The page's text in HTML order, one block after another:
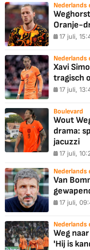
Nederlands
Oranje-
17 juli,
Nederlands
Xavi
tragisch
17 juli,
Boulevard
Wout
drama:
jacuzzi
17 juli,
Nederlands
Van
17 juli,
Nederlands
Weg
'Hij is